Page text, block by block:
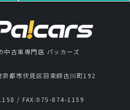
中古車専門店 パッカーズ
都市伏見区羽束師古川町192
/ FAX:075-874-1159